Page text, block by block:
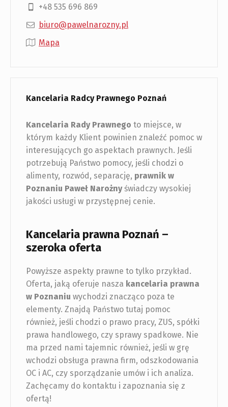
+48 535 696 869
biuro@pawelnarozny.pl
Mapa
Kancelaria Radcy Prawnego Poznań
Kancelaria Rady Prawnego to miejsce, w
którym każdy Klient powinien znaleźć pomoc w
interesujących go aspektach prawnych. Jeśli
potrzebują Państwo pomocy, jeśli chodzi o
alimenty, rozwód, separację, prawnik w
Poznaniu Paweł Narożnyświadczy wysokiej
jakości usługi w przystępnej cenie.
Kancelaria prawna Poznań –
szeroka oferta
Powyższe aspekty prawne to tylko przykład.
Oferta, jaką oferuje nasza kancelaria prawna
w Poznaniu wychodzi znacząco poza te
elementy. Znajdą Państwo tutaj pomoc
również, jeśli chodzi o prawo pracy, ZUS, spółki
prawa handlowego, czy sprawy spadkowe. Nie
ma przed nami tajemnic również, jeśli w grę
wchodzi obsługa prawna firm, odszkodowania
OC i AC, czy sporządzanie umów i ich analiza.
Zachęcamy do kontaktu i zapoznania się z
ofertą!